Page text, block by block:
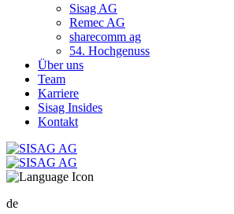
Sisag AG
Remec AG
sharecomm ag
54. Hochgenuss
Über uns
Team
Karriere
Sisag Insides
Kontakt
de